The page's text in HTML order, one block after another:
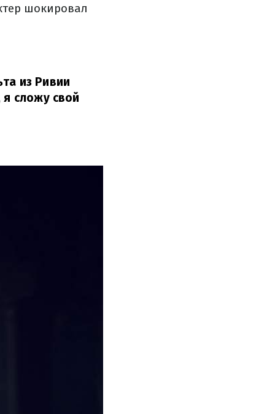
шокировал
из Ривии
сложу свой